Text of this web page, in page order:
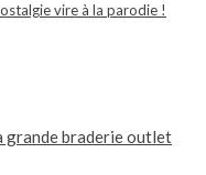
vire à la parodie !
grande braderie outlet